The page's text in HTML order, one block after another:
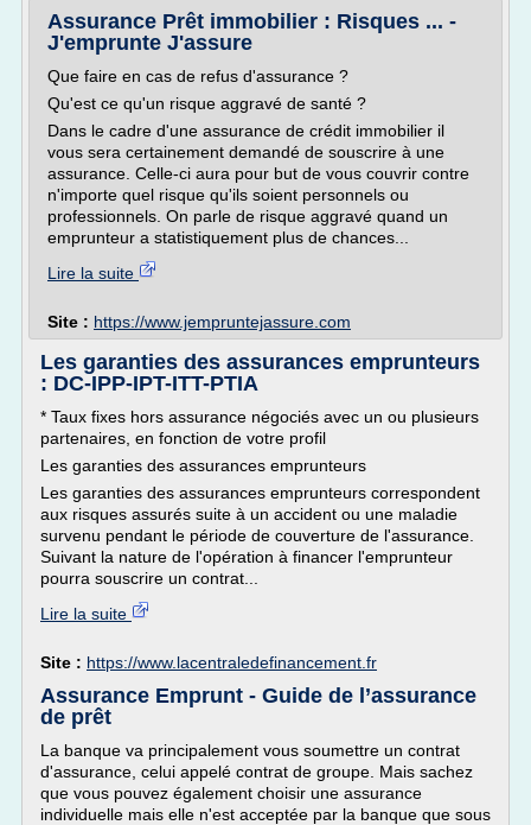
Assurance Prêt immobilier : Risques ... -
J'emprunte J'assure
Que faire en cas de refus d'assurance ?
Qu'est ce qu'un risque aggravé de santé ?
Dans le cadre d'une assurance de crédit immobilier il
vous sera certainement demandé de souscrire à une
assurance. Celle-ci aura pour but de vous couvrir contre
n'importe quel risque qu'ils soient personnels ou
professionnels. On parle de risque aggravé quand un
emprunteur a statistiquement plus de chances...
Lire la suite
Site : https://www.jempruntejassure.com
Les garanties des assurances emprunteurs
: DC-IPP-IPT-ITT-PTIA
* Taux fixes hors assurance négociés avec un ou plusieurs
partenaires, en fonction de votre profil
Les garanties des assurances emprunteurs
Les garanties des assurances emprunteurs correspondent
aux risques assurés suite à un accident ou une maladie
survenu pendant le période de couverture de l'assurance.
Suivant la nature de l'opération à financer l'emprunteur
pourra souscrire un contrat...
Lire la suite
Site : https://www.lacentraledefinancement.fr
Assurance Emprunt - Guide de l’assurance
de prêt
La banque va principalement vous soumettre un contrat
d'assurance, celui appelé contrat de groupe. Mais sachez
que vous pouvez également choisir une assurance
individuelle mais elle n'est acceptée par la banque que sous